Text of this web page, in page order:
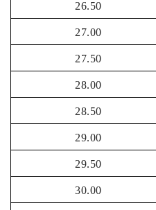
26.50
27.00
27.50
28.00
28.50
29.00
29.50
30.00